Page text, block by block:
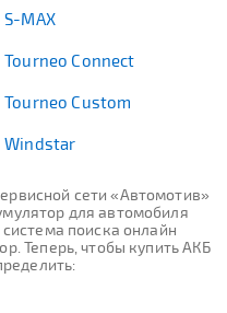
S-MAX
Tourneo Connect
Tourneo Custom
Windstar
сети «Автомотив»
для автомобиля
поиска онлайн
Теперь, чтобы купить АКБ